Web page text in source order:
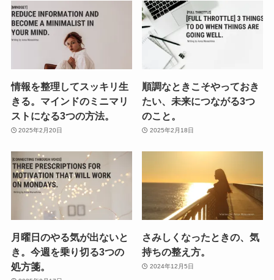
情報を整理してスッキリ生
きる。マインドのミニマリ
ストになる3つの方法。
2025年2月20日
順調なときこそやっておき
たい、未来につながる3つ
のこと。
2025年2月18日
月曜日のやる気が出ないと
き。今週を乗り切る3つの
処方箋。
さみしくなったときの、気
持ちの整え方。
2024年12月5日